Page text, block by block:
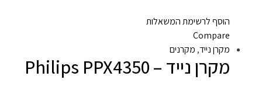
הוסף לרשימת המשאלות
Compare
מקרן נייד, מקרנים
מקרן נייד – Philips PPX4350